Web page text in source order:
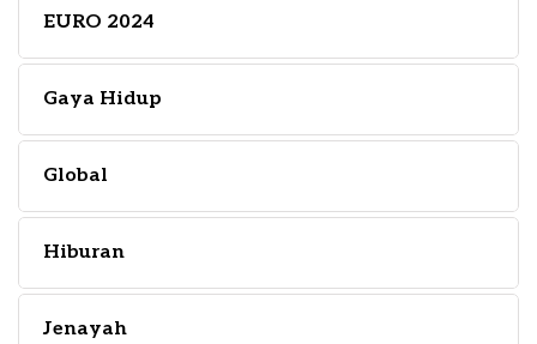
EURO 2024
Gaya Hidup
Global
Hiburan
Jenayah